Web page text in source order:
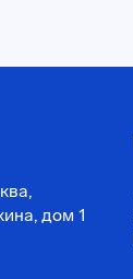
дом 1